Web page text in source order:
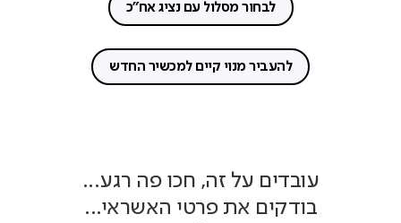
לבחור מסלול עם נציג אח"כ
להעביר מנוי קיים למכשיר החדש
עובדים על זה, חכו פה רגע...
בודקים את פרטי האשראי...